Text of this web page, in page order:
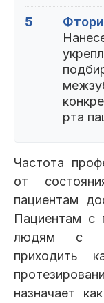
5
рта
Частота
от
пациентам
Пациентам с
людям с
приходить
назначает